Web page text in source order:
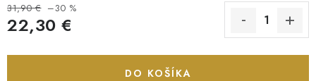
31,90 € –30 %
22,30 €
DO KOŠÍKA